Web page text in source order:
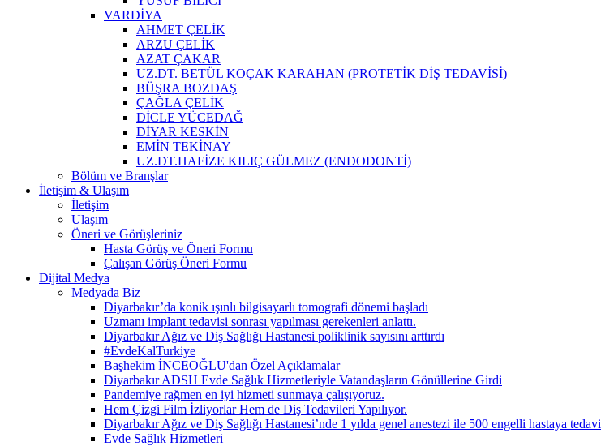
VARDİYA
AHMET ÇELİK
ARZU ÇELİK
AZAT ÇAKAR
UZ.DT. BETÜL KOÇAK KARAHAN (PROTETİK DİŞ TEDAVİSİ)
BÜŞRA BOZDAŞ
ÇAĞLA ÇELİK
DİCLE YÜCEDAĞ
DİYAR KESKİN
EMİN TEKİNAY
UZ.DT.HAFİZE KILIÇ GÜLMEZ (ENDODONTİ)
Bölüm ve Branşlar
İletişim & Ulaşım
İletişim
Ulaşım
Öneri ve Görüşleriniz
Hasta Görüş ve Öneri Formu
Çalışan Görüş Öneri Formu
Dijital Medya
Medyada Biz
Diyarbakır’da konik ışınlı bilgisayarlı tomografi dönemi başladı
Uzmanı implant tedavisi sonrası yapılması gerekenleri anlattı.
Diyarbakır Ağız ve Diş Sağlığı Hastanesi poliklinik sayısını arttırdı
#EvdeKalTurkiye
Başhekim İNCEOĞLU'dan Özel Açıklamalar
Diyarbakır ADSH Evde Sağlık Hizmetleriyle Vatandaşların Gönüllerine Girdi
Pandemiye rağmen en iyi hizmeti sunmaya çalışıyoruz.
Hem Çizgi Film İzliyorlar Hem de Diş Tedavileri Yapılıyor.
Diyarbakır Ağız ve Diş Sağlığı Hastanesi’nde 1 yılda genel anestezi ile 500 engelli hastaya tedavi
Evde Sağlık Hizmetleri